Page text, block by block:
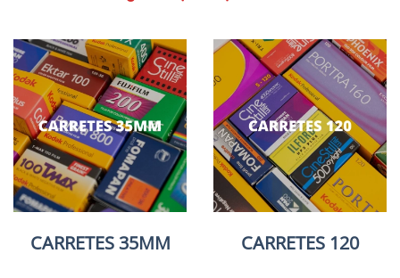
CARRETES 35MM CARRETES 120